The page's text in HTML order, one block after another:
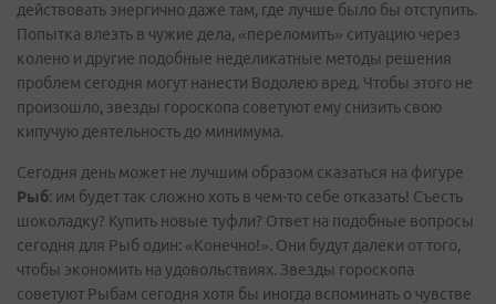
действовать энергично даже там, где лучше было бы отступить.
Попытка влезть в чужие дела, «переломить» ситуацию через
колено и другие подобные неделикатные методы решения
проблем сегодня могут нанести Водолею вред. Чтобы этого не
произошло, звезды гороскопа советуют ему снизить свою
кипучую деятельность до минимума.
Сегодня день может не лучшим образом сказаться на фигуре
Рыб: им будет так сложно хоть в чем-то себе отказать! Съесть
шоколадку? Купить новые туфли? Ответ на подобные вопросы
сегодня для Рыб один: «Конечно!». Они будут далеки от того,
чтобы экономить на удовольствиях. Звезды гороскопа
советуют Рыбам сегодня хотя бы иногда вспоминать о чувстве